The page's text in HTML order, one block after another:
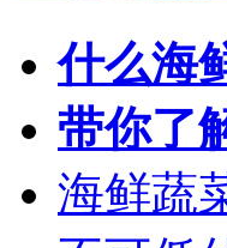
什么海
带你了
海鲜蔬